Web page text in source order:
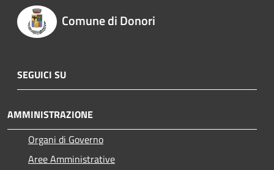
Comune di Donori
SEGUICI SU
AMMINISTRAZIONE
Organi di Governo
Aree Amministrative